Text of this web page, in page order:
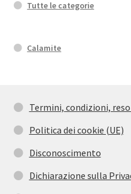
Tutte le categorie
Calamite
Termini, condizioni,
Politica dei cookie (UE)
Disconoscimento
Dichiarazione sulla